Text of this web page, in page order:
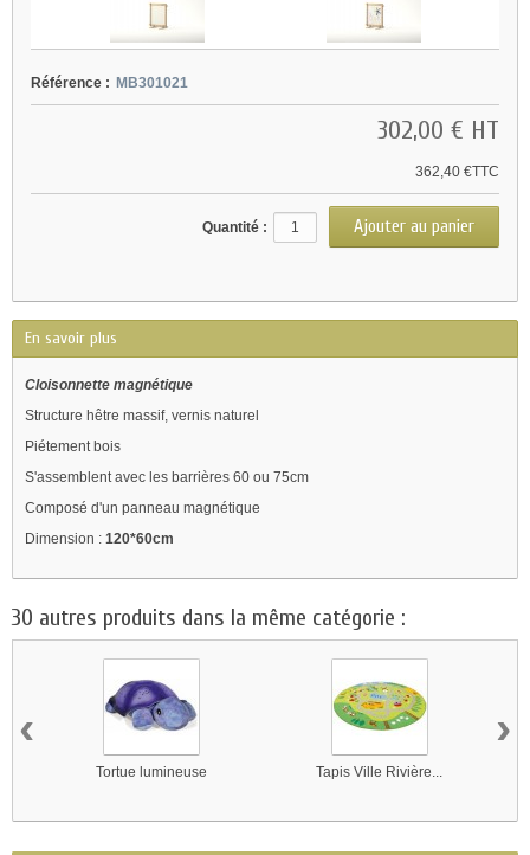
Référence : MB301021
302,00 € HT
362,40 €TTC
Quantité :
En savoir plus
Cloisonnette magnétique
Structure hêtre massif, vernis naturel
Piétement bois
S'assemblent avec les barrières 60 ou 75cm
Composé d'un panneau magnétique
Dimension : 120*60cm
30 autres produits dans la même catégorie :
Tortue lumineuse Tapis Ville Rivière...
‹ ›